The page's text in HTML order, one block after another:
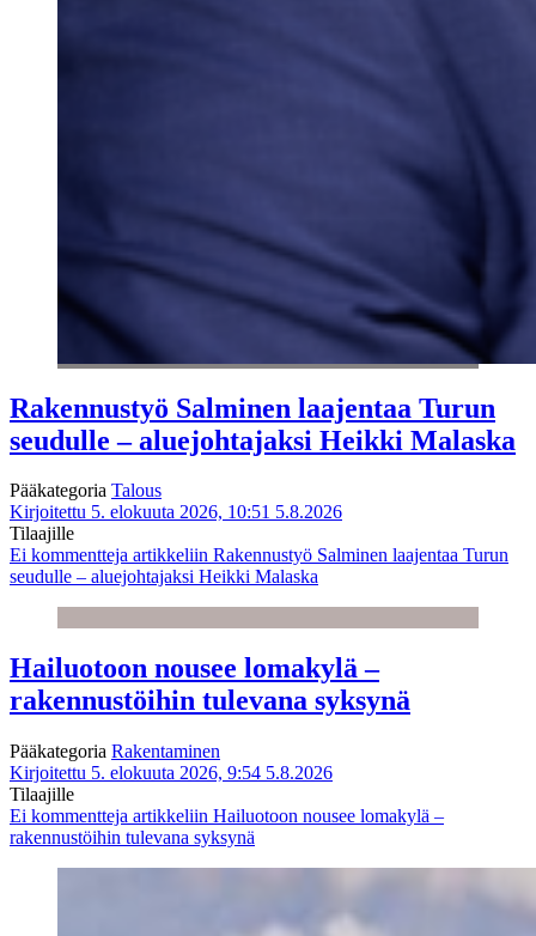
Rakennustyö Salminen laajentaa Turun
seudulle – aluejohtajaksi Heikki Malaska
Pääkategoria Talous
Kirjoitettu 5. elokuuta 2026, 10:51 5.8.2026
Tilaajille
Ei kommentteja artikkeliin Rakennustyö Salminen laajentaa Turun
seudulle – aluejohtajaksi Heikki Malaska
Hailuotoon nousee lomakylä –
rakennustöihin tulevana syksynä
Pääkategoria Rakentaminen
Kirjoitettu 5. elokuuta 2026, 9:54 5.8.2026
Tilaajille
Ei kommentteja artikkeliin Hailuotoon nousee lomakylä –
rakennustöihin tulevana syksynä